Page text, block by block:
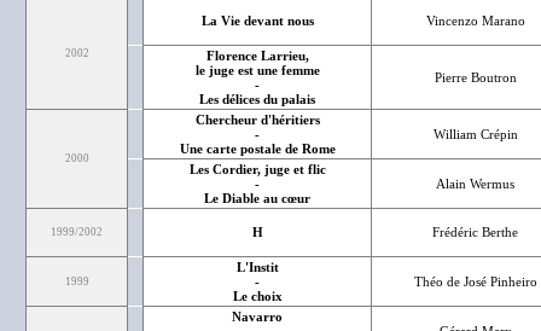
2002
La Vie devant nous Vincenzo Marano
Florence Larrieu,
le juge est une femme
-
Les délices du palais
Pierre Boutron
2000
Chercheur d'héritiers
-
Une carte postale de Rome
William Crépin
Les Cordier, juge et flic
-
Le Diable au cœur
Alain Wermus
1999/2002 H Frédéric Berthe
1999
L'Instit
-
Le choix
Théo de José Pinheiro
Navarro